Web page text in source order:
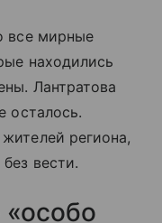
все мирные
находились
Лантратова
осталось.
региона,
вести.